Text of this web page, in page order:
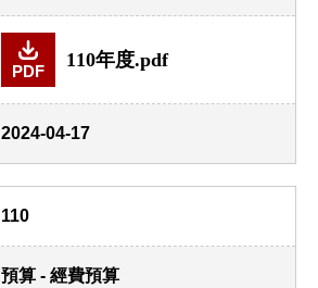
PDF
110年度.pdf
2024-04-17
110
預算 - 經費預算